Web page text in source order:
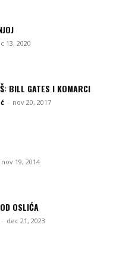
13, 2020
BILL GATES I KOMARCI
- nov 20, 2017
nov 19, 2014
OSLIĆA
- dec 21, 2023